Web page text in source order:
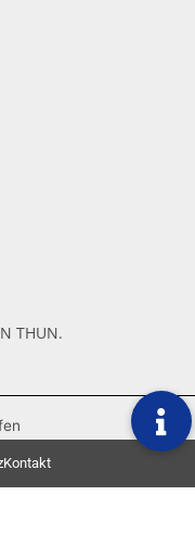
THUN.
Kontakt